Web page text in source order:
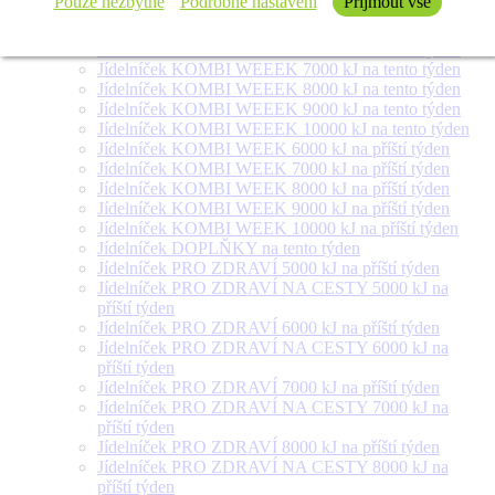
týden
Jídelníček KOMBI WEEEK 7000 kJ na tento týden
Jídelníček KOMBI WEEEK 8000 kJ na tento týden
Jídelníček KOMBI WEEEK 9000 kJ na tento týden
Jídelníček KOMBI WEEEK 10000 kJ na tento týden
Jídelníček KOMBI WEEK 6000 kJ na příští týden
Jídelníček KOMBI WEEK 7000 kJ na příští týden
Jídelníček KOMBI WEEK 8000 kJ na příští týden
Jídelníček KOMBI WEEK 9000 kJ na příští týden
Jídelníček KOMBI WEEK 10000 kJ na příští týden
Jídelníček DOPLŇKY na tento týden
Jídelníček PRO ZDRAVÍ 5000 kJ na příští týden
Jídelníček PRO ZDRAVÍ NA CESTY 5000 kJ na
příští týden
Jídelníček PRO ZDRAVÍ 6000 kJ na příští týden
Jídelníček PRO ZDRAVÍ NA CESTY 6000 kJ na
příští týden
Jídelníček PRO ZDRAVÍ 7000 kJ na příští týden
Jídelníček PRO ZDRAVÍ NA CESTY 7000 kJ na
příští týden
Jídelníček PRO ZDRAVÍ 8000 kJ na příští týden
Jídelníček PRO ZDRAVÍ NA CESTY 8000 kJ na
příští týden